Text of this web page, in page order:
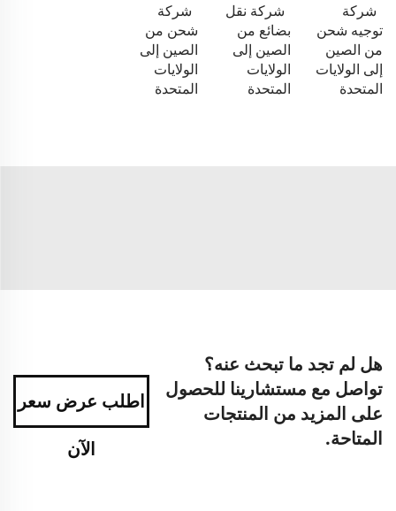
شركة
توجيه شحن
من الصين
إلى الولايات
المتحدة
شركة نقل
بضائع من
الصين إلى
الولايات
المتحدة
شركة
شحن من
الصين إلى
الولايات
المتحدة
هل لم تجد ما تبحث عنه؟
تواصل مع مستشارينا للحصول
على المزيد من المنتجات
المتاحة.
اطلب عرض سعر
الآن